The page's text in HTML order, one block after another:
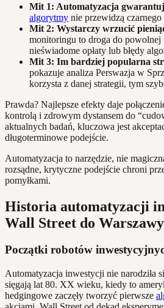
Mit 1: Automatyzacja
algorytmy nie przewidzą czarnego
Mit 2: Wystarczy wrzucić
monitoringu to droga do powolnej
nieświadome opłaty lub błędy
Mit 3: Im bardziej popularna
pokazuje analiza Perswazja w
korzysta z danej strategii, tym
Prawda? Najlepsze efekty daje
kontrolą i zdrowym dystansem do
aktualnych badań, kluczowa jest
długoterminowe podejście.
Automatyzacja to narzędzie, nie
rozsądne, krytyczne podejście chroni
pomyłkami.
Historia automatyzacji
Wall Street do Warszawy
Początki robotów
Automatyzacja inwestycji nie narodziła
sięgają lat 80. XX wieku, kiedy to
hedgingowe zaczęły tworzyć pierwsze